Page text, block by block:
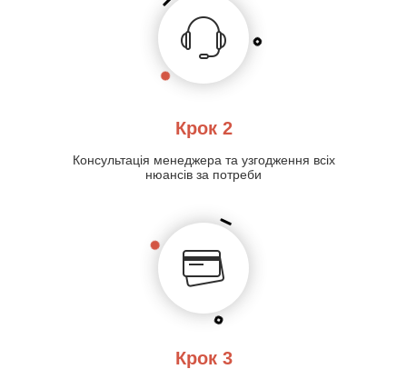
Крок 2
Консультація менеджера та узгодження всіх
нюансів за потреби
Крок 3